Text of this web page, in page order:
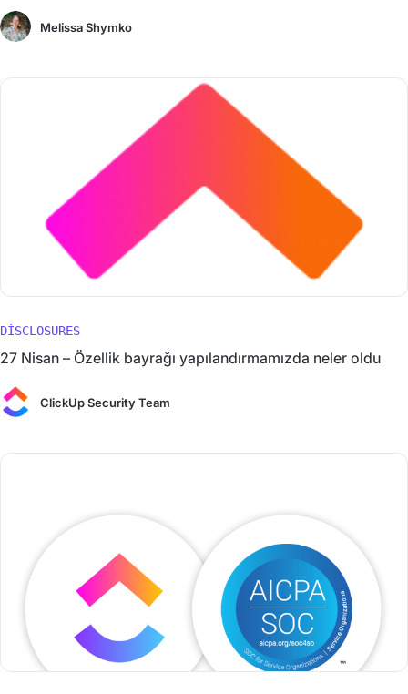
Melissa Shymko
DISCLOSURES
27 Nisan – Özellik bayrağı yapılandırmamızda neler oldu
ClickUp Security Team